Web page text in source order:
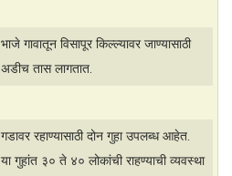
भाजे गावातून विसापूर किल्ल्यावर जाण्यासाठी
अडीच तास लागतात.
गडावर रहाण्यासाठी दोन गुहा उपलब्ध आहेत.
या गुहांत ३० ते ४० लोकांची राहण्याची व्यवस्था